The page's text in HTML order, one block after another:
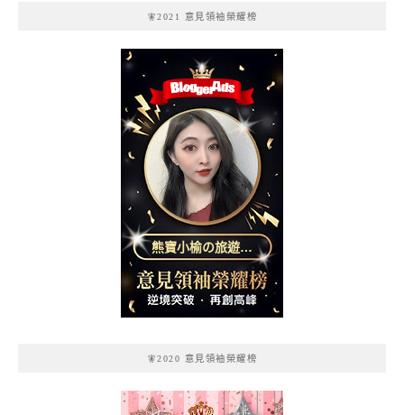
🧚2021 意見領袖榮耀榜
熊寶小榆の旅遊日
記
🧚2020 意見領袖榮耀榜